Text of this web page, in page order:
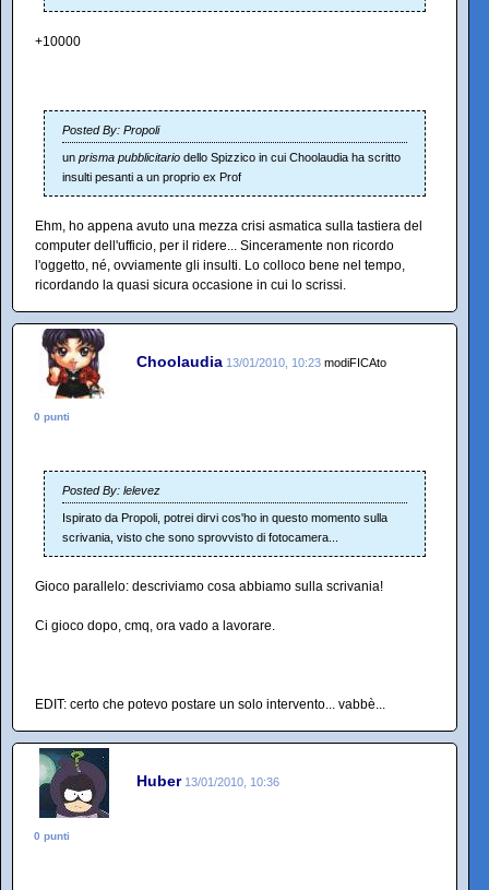
+10000
Posted By: Propoli
un prisma pubblicitario dello Spizzico in cui Choolaudia ha scritto
insulti pesanti a un proprio ex Prof
Ehm, ho appena avuto una mezza crisi asmatica sulla tastiera del
computer dell'ufficio, per il ridere... Sinceramente non ricordo
l'oggetto, né, ovviamente gli insulti. Lo colloco bene nel tempo,
ricordando la quasi sicura occasione in cui lo scrissi.
Choolaudia 13/01/2010, 10:23 modiFICAto
0 punti
Posted By: lelevez
Ispirato da Propoli, potrei dirvi cos'ho in questo momento sulla
scrivania, visto che sono sprovvisto di fotocamera...
Gioco parallelo: descriviamo cosa abbiamo sulla scrivania!
Ci gioco dopo, cmq, ora vado a lavorare.
EDIT: certo che potevo postare un solo intervento... vabbè...
Huber 13/01/2010, 10:36
0 punti